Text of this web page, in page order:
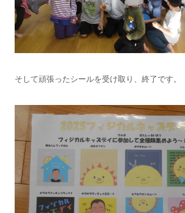
そして頑張ったシールを受け取り、終了です。